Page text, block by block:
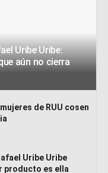
Uribe Uribe:
aún no cierra
de RUU cosen
Uribe Uribe
producto es ella